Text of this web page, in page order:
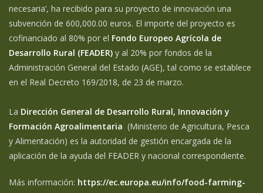
necesaria’, ha recibido para su proyecto de innovación una
subvención de 600,000.00 euros. El importe del proyecto es
cofinanciado al 80% por el Fondo Europeo Agrícola de
Desarrollo Rural (FEADER) y al 20% por fondos de la
Administración General del Estado (AGE), tal como se establece
en el Real Decreto 169/2018, de 23 de marzo.
La Dirección General de Desarrollo Rural, Innovación y
Formación Agroalimentaria (Ministerio de Agricultura, Pesca
y Alimentación) es la autoridad de gestión encargada de la
aplicación de la ayuda del FEADER y nacional correspondiente.
Más información: https://ec.europa.eu/info/food-farming-